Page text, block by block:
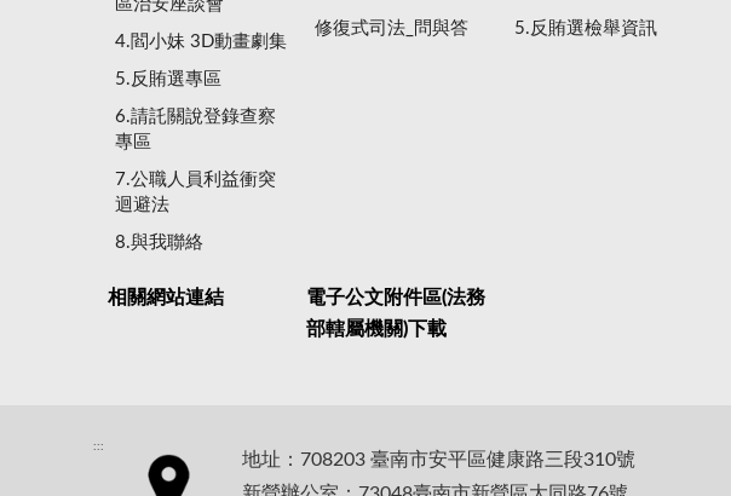
區治安座談會
4.閻小妹 3D動畫劇集
5.反賄選專區
6.請託關說登錄查察
專區
7.公職人員利益衝突
迴避法
8.與我聯絡
修復式司法_問與答 5.反賄選檢舉資訊
相關網站連結
電子公文附件區(法務
部轄屬機關)下載
:::
地址：708203 臺南市安平區健康路三段310號